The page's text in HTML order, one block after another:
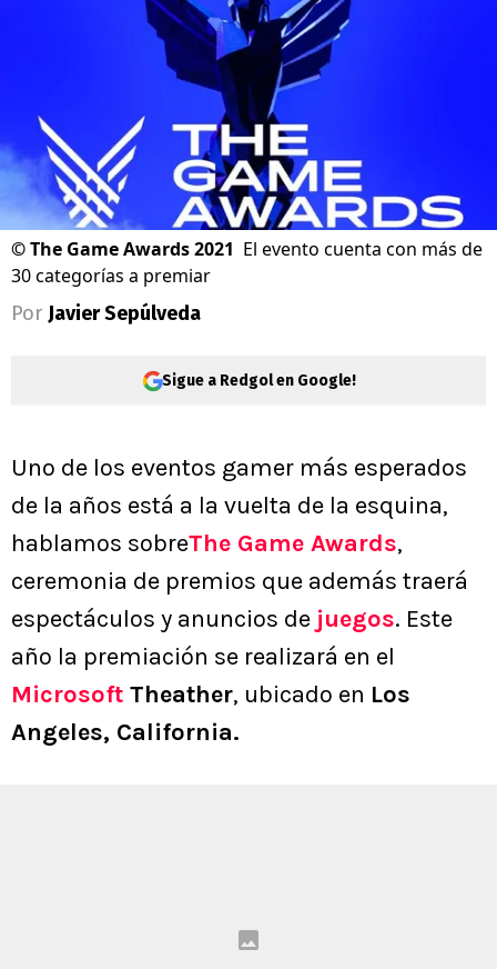
©The Game Awards 2021 El evento cuenta con más de
30 categorías a premiar
Por Javier Sepúlveda
Sigue a Redgol en Google!
Uno de los eventos gamer más esperados
de la años está a la vuelta de la esquina,
hablamos sobreThe Game Awards,
ceremonia de premios que además traerá
espectáculos y anuncios de juegos. Este
año la premiación se realizará en el
Microsoft Theather, ubicado en Los
Angeles, California.